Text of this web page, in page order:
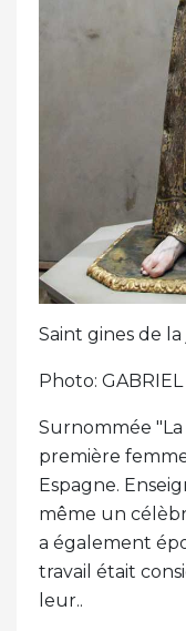
Saint gines de
Photo:
Surnommée "La
première
Espagne.
même un
a également
travail était
leur..